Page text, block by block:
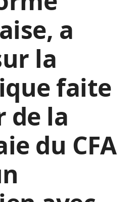
a
la
faite
de la
du CFA